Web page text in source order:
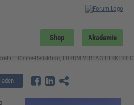
Shop Akademie
Bau und Gebäudemanagement»
Prüfungen nach DIN 1076
regelmäßige
DIN 1076
– Online-Redaktion, FORUM VERLAG HERKERT